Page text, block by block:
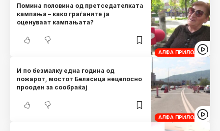
АЛФА ПРИЛОЗИ
Помина половина од претседателката
кампања – како граѓаните ја
оценуваат кампањата?
АЛФА ПРИЛОЗИ
И по безмалку една година од
пожарот, мостот Беласица нецелосно
прооден за сообраќај